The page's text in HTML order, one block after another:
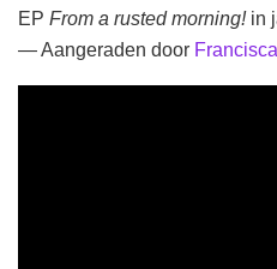
EP From a rusted morning! in
— Aangeraden door Francisca